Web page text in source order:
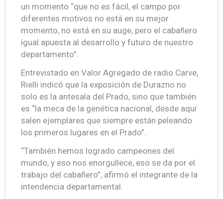
un momento “que no es fácil, el campo por
diferentes motivos no está en su mejor
momento, no está en su auge, pero el cabañero
igual apuesta al desarrollo y futuro de nuestro
departamento”.
Entrevistado en Valor Agregado de radio Carve,
Rielli indicó que la exposición de Durazno no
solo es la antesala del Prado, sino que también
es “la meca de la genética nacional, desde aquí
salen ejemplares que siempre están peleando
los primeros lugares en el Prado”.
“También hemos logrado campeones del
mundo, y eso nos enorgullece, eso se da por el
trabajo del cabañero”, afirmó el integrante de la
intendencia departamental.